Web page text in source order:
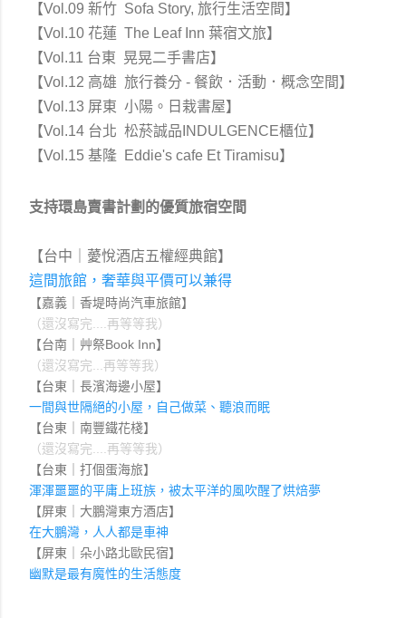
【Vol.09 新竹  Sofa Story, 旅行生活空間】
【Vol.10 花蓮  The Leaf Inn 葉宿文旅】
【Vol.11 台東  晃晃二手書店】
【Vol.12 高雄  旅行養分 - 餐飲．活動．概念空間】
【Vol.13 屏東  小陽。日栽書屋】
【Vol.14 台北  松菸誠品INDULGENCE櫃位】
【Vol.15 基隆  Eddie's cafe Et Tiramisu】
支持環島賣書計劃的優質旅宿空間
【台中 ｜薆悅酒店五權經典館】
這間旅館，奢華與平價可以兼得
【嘉義｜香堤時尚汽車旅館】
（還沒寫完....再等等我）
【台南｜艸祭Book Inn】
（還沒寫完...再等等我）
【台東｜長濱海邊小屋】
一間與世隔絕的小屋，自己做菜、聽浪而眠
【台東｜南豐鐵花棧】
（還沒寫完....再等等我）
【台東｜打個蛋海旅】
渾渾噩噩的平庸上班族，被太平洋的風吹醒了烘焙夢
【屏東｜大鵬灣東方酒店】
在大鵬灣，人人都是車神
【屏東｜朵小路北歐民宿】
幽默是最有魔性的生活態度